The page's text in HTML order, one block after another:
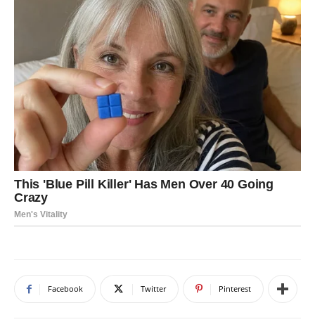
Facebook Twitter Pinterest